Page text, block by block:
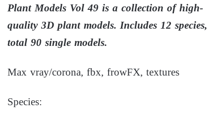
Plant Models Vol 49 is a collection of high-
quality 3D plant models. Includes 12 species,
total 90 single models.
Max vray/corona, fbx, frowFX, textures
Species: